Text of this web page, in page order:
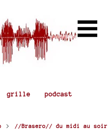
grille podcast
> //Brasero// du midi au soir